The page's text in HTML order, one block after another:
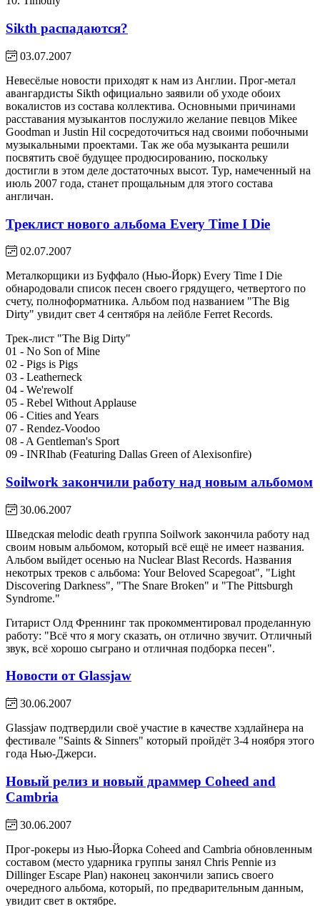
Sikth распадаются?
03.07.2007
Невесёлые новости приходят к нам из Англии. Прог-метал
авангардисты Sikth официально заявили об уходе обоих
вокалистов из состава коллектива. Основными причинами
расставания музыкантов послужило желание певцов Mikee
Goodman и Justin Hil сосредоточиться над своими побочными
музыкальными проектами. Так же оба музыканта решили
посвятить своё будущее продюсированию, поскольку
достигли в этом деле достаточных высот. Тур, намеченный на
июль 2007 года, станет прощальным для этого состава
англичан.
Треклист нового альбома Every Time I Die
02.07.2007
Металкорщики из Буффало (Нью-Йорк) Every Time I Die
обнародовали список песен своего грядущего, четвертого по
счету, полноформатника. Альбом под названием "The Big
Dirty" увидит свет 4 сентября на лейбле Ferret Records.
Трек-лист "The Big Dirty"
01 - No Son of Mine
02 - Pigs is Pigs
03 - Leatherneck
04 - We'rewolf
05 - Rebel Without Applause
06 - Cities and Years
07 - Rendez-Voodoo
08 - A Gentleman's Sport
09 - INRIhab (Featuring Dallas Green of Alexisonfire)
Soilwork закончили работу над новым альбомом
30.06.2007
Шведская melodic death группа Soilwork закончила работу над
своим новым альбомом, который всё ещё не имеет названия.
Альбом выйдет осенью на Nuclear Blast Records. Названия
некотрых треков с альбома: Your Beloved Scapegoat", "Light
Discovering Darkness", "The Snare Broken" и "The Pittsburgh
Syndrome."
Гитарист Олд Френнинг так прокомментировал проделанную
работу: "Всё что я могу сказать, он отлично звучит. Отличный
звук, всё хорошо сыграно и отличная подборка песен".
Новости от Glassjaw
30.06.2007
Glassjaw подтвердили своё участие в качестве хэдлайнера на
фестивале "Saints & Sinners" который пройдёт 3-4 ноября этого
года Нью-Джерси.
Новый релиз и новый драммер Coheed and
Cambria
30.06.2007
Прог-рокеры из Нью-Йорка Coheed and Cambria обновленным
составом (место ударника группы занял Chris Pennie из
Dillinger Escape Plan) наконец закончили запись своего
очередного альбома, который, по предварительным данным,
увидит свет в октябре.